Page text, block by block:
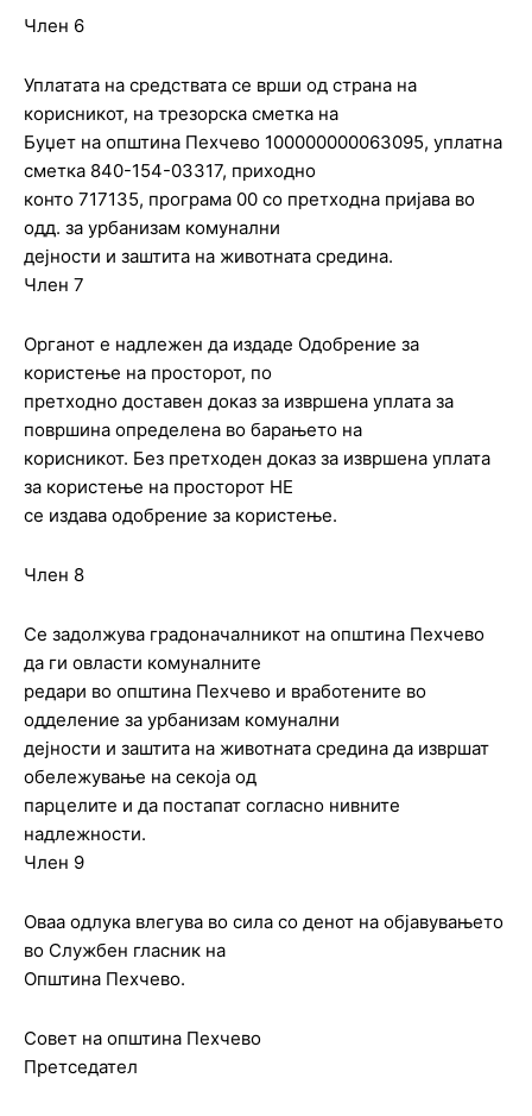
Член 6
Уплатата на средствата се врши од страна на
корисникот, на трезорска сметка на
Буџет на општина Пехчево 100000000063095, уплатна
сметка 840-154-03317, приходно
конто 717135, програма 00 со претходна пријава во
одд. за урбанизам комунални
дејности и заштита на животната средина.
Член 7
Органот е надлежен да издаде Одобрение за
користење на просторот, по
претходно доставен доказ за извршена уплата за
површина определена во барањето на
корисникот. Без претходен доказ за извршена уплата
за користење на просторот НЕ
се издава одобрение за користење.
Член 8
Се задолжува градоначалникот на општина Пехчево
да ги овласти комуналните
редари во општина Пехчево и вработените во
одделение за урбанизам комунални
дејности и заштита на животната средина да извршат
обележување на секоја од
парцелите и да постапат согласно нивните
надлежности.
Член 9
Оваа одлука влегува во сила со денот на објавувањето
во Службен гласник на
Општина Пехчево.
Совет на општина Пехчево
Претседател